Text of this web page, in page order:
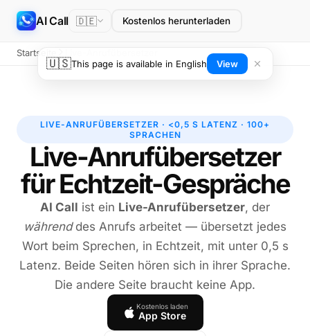
AI Call 🇩🇪 Kostenlos herunterladen
Startseite
LIVE-ANRUFÜBERSETZER · <0,5 S LATENZ · 100+
SPRACHEN
Live-Anrufübersetzer
für Echtzeit-Gespräche
AI Call ist ein Live-Anrufübersetzer, der
währenddes Anrufs arbeitet — übersetzt jedes
Wort beim Sprechen, in Echtzeit, mit unter 0,5 s
Latenz. Beide Seiten hören sich in ihrer Sprache.
Die andere Seite braucht keine App.
Kostenlos laden
App Store
🇺🇸This page is available in English View